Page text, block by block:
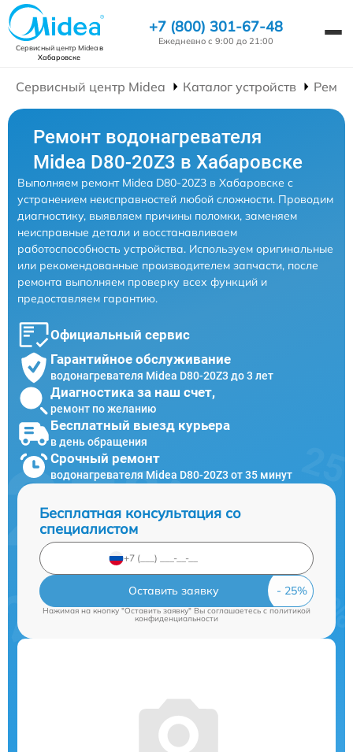
Сервисный центр Mideaв
Хабаровске
+7 (800) 301-67-48
Ежедневно с 9:00 до 21:00
Сервисный центр Midea Каталог устройств
Ремонт водонагревателя
Midea D80-20Z3 в Хабаровске
Выполняем ремонт Midea D80-20Z3 в Хабаровске с
устранением неисправностей любой сложности. Проводим
диагностику, выявляем причины поломки, заменяем
неисправные детали и восстанавливаем
работоспособность устройства. Используем оригинальные
или рекомендованные производителем запчасти, после
ремонта выполняем проверку всех функций и
предоставляем гарантию.
Официальный сервис
Гарантийное обслуживание
водонагревателя Midea D80-20Z3 до 3 лет
Диагностика за наш счет,
ремонт по желанию
Бесплатный выезд курьера
в день обращения
Срочный ремонт
водонагревателя Midea D80-20Z3 от 35 минут
Бесплатная консультация со
специалистом
Оставить заявку
Нажимая на кнопку "Оставить заявку" Вы соглашаетесь cполитикой
конфиденциальности